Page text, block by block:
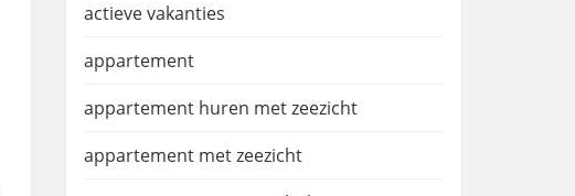
actieve vakanties
appartement
appartement huren met zeezicht
appartement met zeezicht